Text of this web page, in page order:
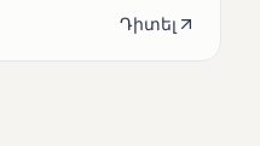
Դիտել